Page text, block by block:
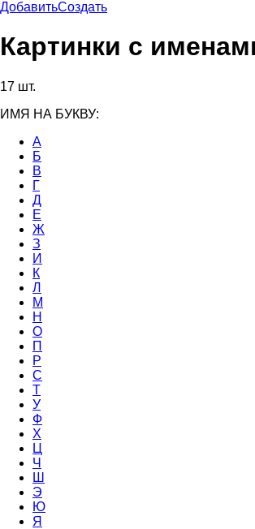
ДобавитьСоздать
Картинки с
17 шт.
ИМЯ НА БУКВУ:
А
Б
В
Г
Д
Е
Ж
З
И
К
Л
М
Н
О
П
Р
С
Т
У
Ф
Х
Ц
Ч
Ш
Э
Ю
Я